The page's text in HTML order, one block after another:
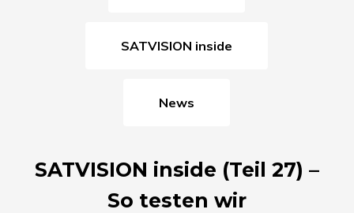
SATVISION inside
News
SATVISION inside (Teil 27) –
So testen wir